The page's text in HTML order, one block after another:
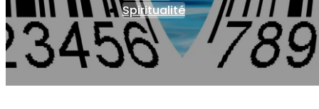
Spiritualité